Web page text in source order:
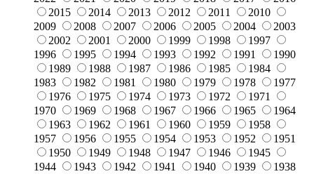
2015
2014 2013 2012 2011
2010
2009
2008 2007 2006 2005 2004
2003
2002
2001 2000 1999 1998
1997
1996
1995 1994 1993 1992 1991
1990
1989
1988 1987 1986 1985
1984
1983
1982 1981 1980 1979 1978
1977
1976
1975 1974 1973 1972
1971
1970
1969 1968 1967 1966 1965
1964
1963
1962 1961 1960 1959
1958
1957
1956 1955 1954 1953 1952
1951
1950
1949 1948 1947 1946
1945
1944
1943 1942 1941 1940 1939
1938